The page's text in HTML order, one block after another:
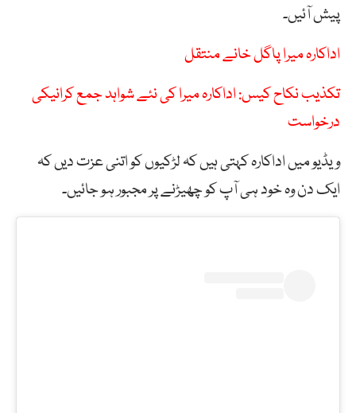
پیش آئیں۔
اداکارہ میرا پاگل خانے منتقل
تکذیب نکاح کیس: اداکارہ میرا کی نئے شواہد جمع کرانیکی
درخواست
ویڈیو میں اداکارہ کہتی ہیں کہ لڑکیوں کو اتنی عزت دیں کہ
ایک دن وہ خود ہی آپ کو چھیڑنے پر مجبور ہو جائیں۔